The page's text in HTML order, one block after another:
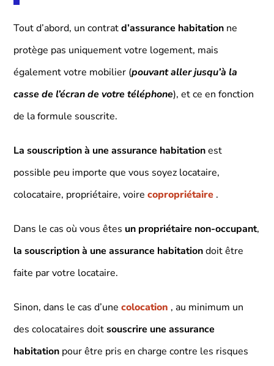
Tout d’abord, un contratd’assurance habitation ne
protège pas uniquement votre logement, mais
également votre mobilier (pouvant aller jusqu’à la
casse de l’écran de votre téléphone), et ce en fonction
de la formule souscrite.
La souscription à une assurance habitationest
possible peu importe que vous soyez locataire,
colocataire, propriétaire, voirecopropriétaire .
Dans le cas où vous êtes un propriétaire non-occupant,
la souscription à une assurance habitationdoit être
faite par votre locataire.
Sinon, dans le cas d’unecolocation , au minimum un
des colocataires doitsouscrire une assurance
habitation pour être pris en charge contre les risques